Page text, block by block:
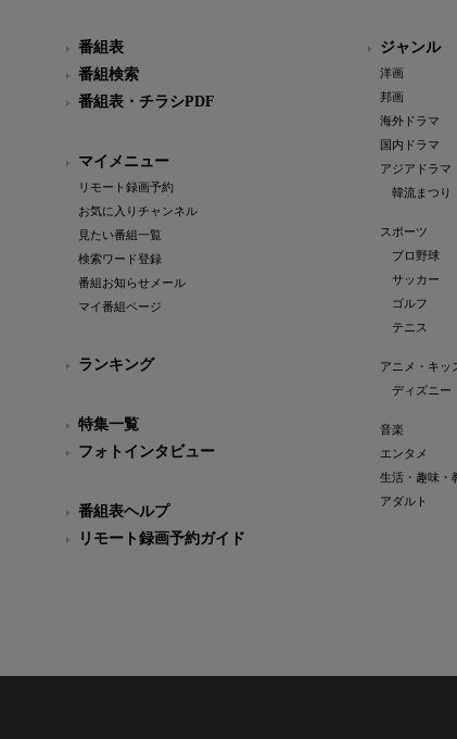
番組表
番組検索
番組表・チラシPDF
マイメニュー
リモート録画予約
お気に入りチャンネル
見たい番組一覧
検索ワード登録
番組お知らせメール
マイ番組ページ
ランキング
特集一覧
フォトインタビュー
番組表ヘルプ
リモート録画予約ガイド
ジャンル
洋画
邦画
海外ドラマ
国内ドラマ
アジアドラマ
韓流まつり
スポーツ
プロ野球
サッカー
ゴルフ
テニス
アニメ・キッ
ディズニー
音楽
エンタメ
生活・趣味・
アダルト